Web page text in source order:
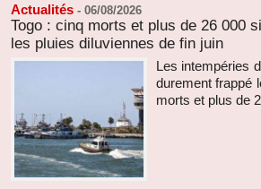
Actualités - 06/08/2026
Togo : cinq morts et plus de 26 000
les pluies diluviennes de fin juin
Les intempéries
durement frappé
morts et plus de